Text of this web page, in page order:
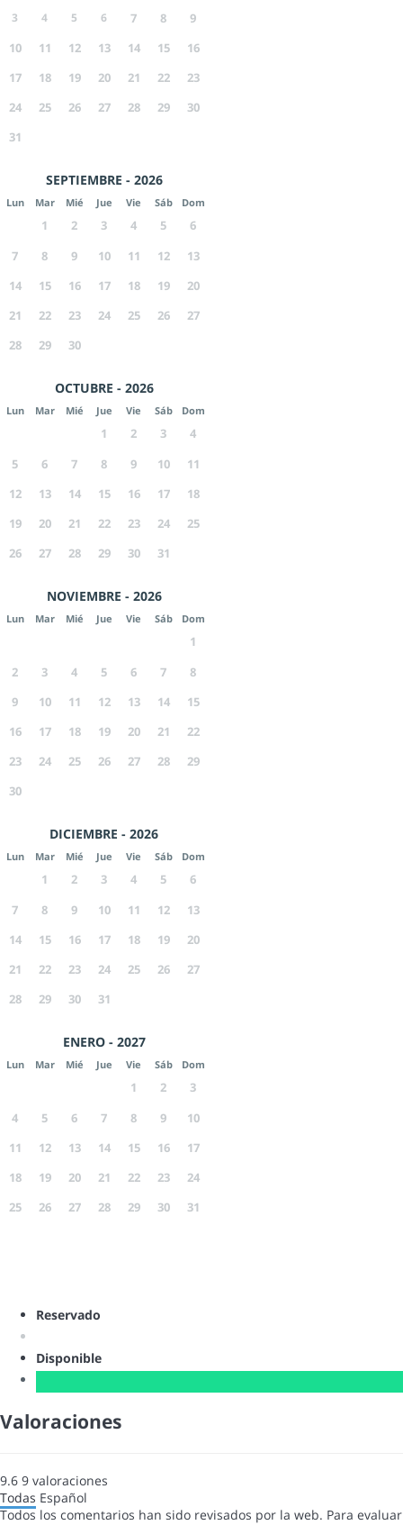
3
4 5 6 7 8
9
10
11 12 13 14 15
16
17
18 19 20 21 22
23
24
25 26 27 28 29
30
31
SEPTIEMBRE - 2026
Lun Mar Mié Jue Vie Sáb Dom
1 2 3 4 5
6
7
8 9 10 11 12
13
14
15 16 17 18 19
20
21
22 23 24 25 26
27
28
29 30
OCTUBRE - 2026
Lun Mar Mié Jue Vie Sáb Dom
1 2 3
4
5
6 7 8 9 10
11
12
13 14 15 16 17
18
19
20 21 22 23 24
25
26
27 28 29 30 31
NOVIEMBRE - 2026
Lun Mar Mié Jue Vie Sáb Dom
1
2
3 4 5 6 7
8
9
10 11 12 13 14
15
16
17 18 19 20 21
22
23
24 25 26 27 28
29
30
DICIEMBRE - 2026
Lun Mar Mié Jue Vie Sáb Dom
1 2 3 4 5
6
7
8 9 10 11 12
13
14
15 16 17 18 19
20
21
22 23 24 25 26
27
28
29 30 31
ENERO - 2027
Lun Mar Mié Jue Vie Sáb Dom
1 2
3
4
5 6 7 8 9
10
11
12 13 14 15 16
17
18
19 20 21 22 23
24
25
26 27 28 29 30 31
Reservado
Disponible
Valoraciones
9.6 9 valoraciones
Todas Español
Todos los comentarios han sido revisados por la web. Para evaluar